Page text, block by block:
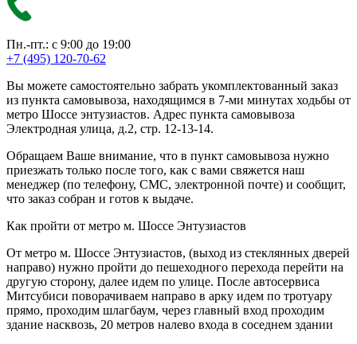
Пн.-пт.: с 9:00 до 19:00
+7 (495) 120-70-62
Вы можете самостоятельно забрать укомплектованный заказ
из пункта самовывоза, находящимся в 7-ми минутах ходьбы от
метро Шоссе энтузиастов. Адрес пункта самовывоза
Электродная улица, д.2, стр. 12-13-14.
Обращаем Ваше внимание, что в пункт самовывоза нужно
приезжать только после того, как с вами свяжется наш
менеджер (по телефону, СМС, электронной почте) и сообщит,
что заказ собран и готов к выдаче.
Как пройти от метро м. Шоссе Энтузиастов
От метро м. Шоссе Энтузиастов, (выход из стеклянных дверей
направо) нужно пройти до пешеходного перехода перейти на
другую сторону, далее идем по улице. После автосервиса
Митсубиси поворачиваем направо в арку идем по тротуару
прямо, проходим шлагбаум, через главный вход проходим
здание насквозь, 20 метров налево входа в соседнем здании